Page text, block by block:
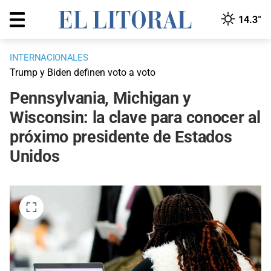
14.3°
INTERNACIONALES
Trump y Biden definen voto a voto
Pennsylvania, Michigan y
Wisconsin: la clave para conocer al
próximo presidente de Estados
Unidos